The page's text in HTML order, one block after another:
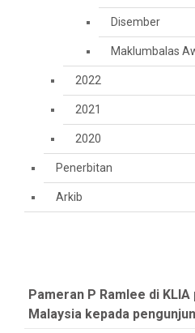
Disember
Maklumbalas
2022
2021
2020
Penerbitan
Arkib
Pameran P Ramlee di
Malaysia kepada